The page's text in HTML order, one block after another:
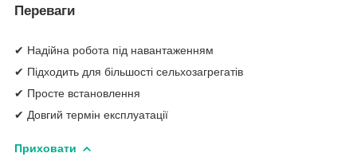
Переваги
✔ Надійна робота під навантаженням
✔ Підходить для більшості сельхозагрегатів
✔ Просте встановлення
✔ Довгий термін експлуатації
Приховати